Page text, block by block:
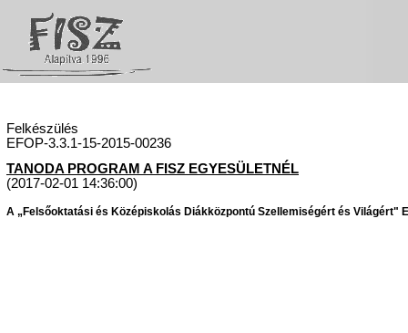
Felkészülés
EFOP-3.3.1-15-2015-00236
TANODA PROGRAM A FISZ EGYESÜLETNÉL
(2017-02-01 14:36:00)
A „Felsőoktatási és Középiskolás Diákközpontú Szellemiségért és Világért"